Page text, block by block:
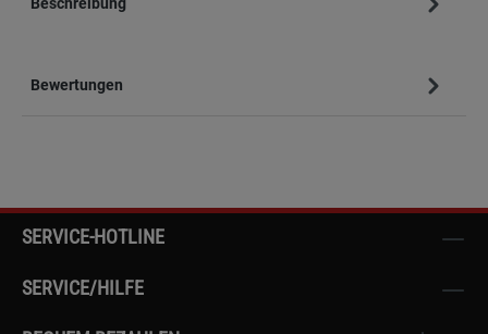
Bewertungen
SERVICE-HOTLINE
SERVICE/HILFE